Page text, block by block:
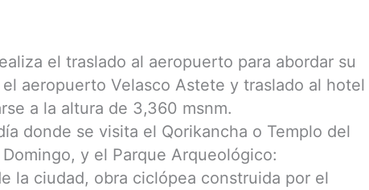
el traslado al aeropuerto para abordar su
aeropuerto Velasco Astete y traslado al hotel
a la altura de 3,360 msnm.
donde se visita el Qorikancha o Templo del
y el Parque Arqueológico:
la ciudad, obra ciclópea construida por el